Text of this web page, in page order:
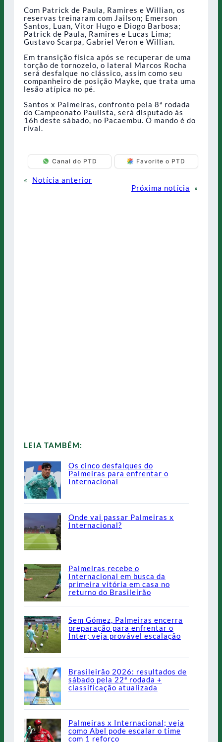
Com Patrick de Paula, Ramires e Willian, os
reservas treinaram com Jailson; Emerson
Santos, Luan, Vitor Hugo e Diogo Barbosa;
Patrick de Paula, Ramires e Lucas Lima;
Gustavo Scarpa, Gabriel Veron e Willian.
Em transição física após se recuperar de uma
torção de tornozelo, o lateral Marcos Rocha
será desfalque no clássico, assim como seu
companheiro de posição Mayke, que trata uma
lesão atípica no pé.
Santos x Palmeiras, confronto pela 8ª rodada
do Campeonato Paulista, será disputado às
16h deste sábado, no Pacaembu. O mando é do
rival.
Canal do PTD Favorite o PTD
«
Notícia anterior
Próxima notícia
»
LEIA TAMBÉM:
Os cinco desfalques do
Palmeiras para enfrentar o
Internacional
Onde vai passar Palmeiras x
Internacional?
Palmeiras recebe o
Internacional em busca da
primeira vitória em casa no
returno do Brasileirão
Sem Gómez, Palmeiras encerra
preparação para enfrentar o
Inter; veja provável escalação
Brasileirão 2026: resultados de
sábado pela 22ª rodada +
classificação atualizada
Palmeiras x Internacional; veja
como Abel pode escalar o time
com 1 reforço